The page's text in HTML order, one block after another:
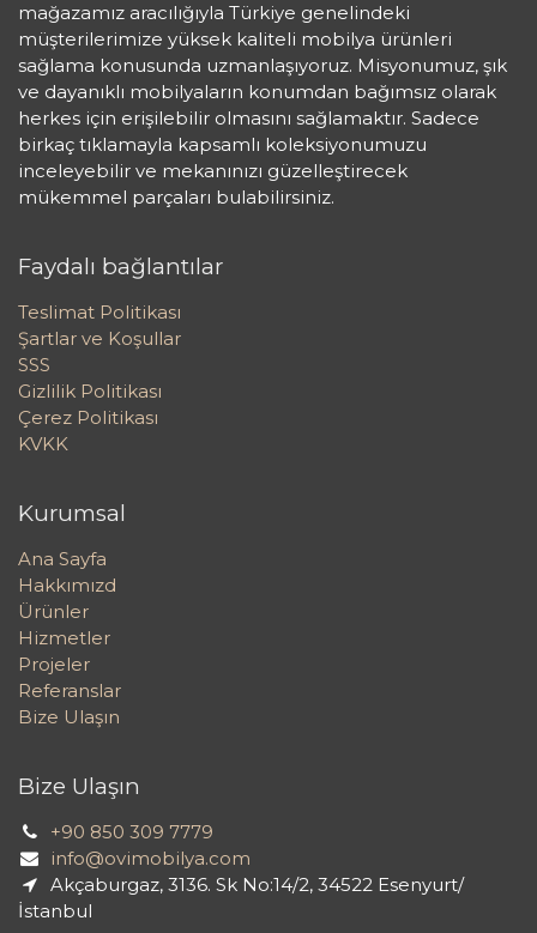
mağazamız aracılığıyla Türkiye genelindeki
müşterilerimize yüksek kaliteli mobilya ürünleri
sağlama konusunda uzmanlaşıyoruz. Misyonumuz, şık
ve dayanıklı mobilyaların konumdan bağımsız olarak
herkes için erişilebilir olmasını sağlamaktır. Sadece
birkaç tıklamayla kapsamlı koleksiyonumuzu
inceleyebilir ve mekanınızı güzelleştirecek
mükemmel parçaları bulabilirsiniz.
Bize Ulaşın
+90 850 309 7779
info@ovimobilya.com
Akçaburgaz, 3136. Sk No:14/2, 34522 Esenyurt/
İstanbul
Faydalı bağlantılar
Teslimat Politikası
Şartlar ve Koşullar
SSS
Gizlilik Politikası
Çerez Politikası
KVKK
Kurumsal
Ana Sayfa
Hakkımızd
Ürünler
Hizmetler
Projeler
Referanslar
Bize Ulaşın